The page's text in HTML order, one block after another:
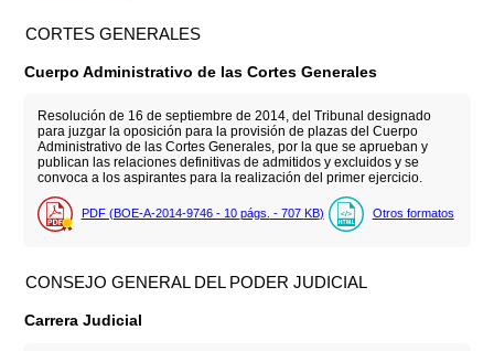
CORTES GENERALES
Cuerpo Administrativo de las Cortes Generales
Resolución de 16 de septiembre de 2014, del Tribunal designado
para juzgar la oposición para la provisión de plazas del Cuerpo
Administrativo de las Cortes Generales, por la que se aprueban y
publican las relaciones definitivas de admitidos y excluidos y se
convoca a los aspirantes para la realización del primer ejercicio.
PDF (BOE-A-2014-9746 - 10 págs. - 707 KB) Otros formatos
CONSEJO GENERAL DEL PODER JUDICIAL
Carrera Judicial